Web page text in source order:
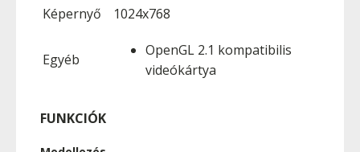
Képernyő
1024x768
Egyéb
OpenGL 2.1 kompatibilis
videókártya
FUNKCIÓK